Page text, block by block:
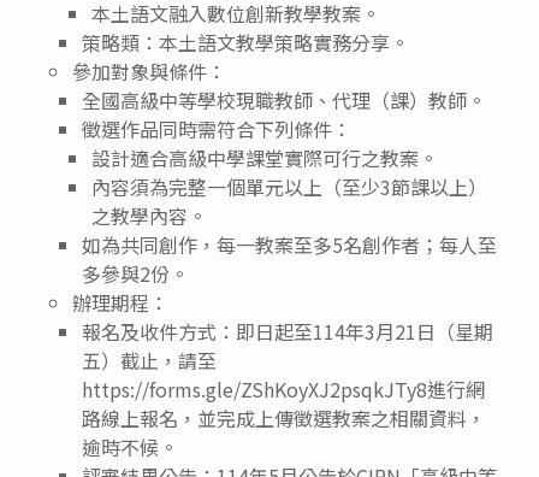
本土語文融入數位創新教學教案。
策略類：本土語文教學策略實務分享。
參加對象與條件：
全國高級中等學校現職教師、代理（課）教師。
徵選作品同時需符合下列條件：
設計適合高級中學課堂實際可行之教案。
內容須為完整一個單元以上（至少3節課以上）
之教學內容。
如為共同創作，每一教案至多5名創作者；每人至
多參與2份。
辦理期程：
報名及收件方式：即日起至114年3月21日（星期
五）截止，請至
https://forms.gle/ZShKoyXJ2psqkJTy8進行網
路線上報名，並完成上傳徵選教案之相關資料，
逾時不候。